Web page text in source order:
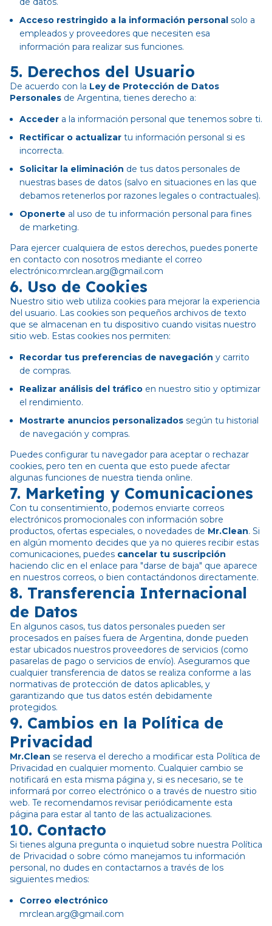
Acceso restringido a la información personal solo a
empleados y proveedores que necesiten esa
información para realizar sus funciones.
5. Derechos del Usuario
De acuerdo con la Ley de Protección de Datos
Personales de Argentina, tienes derecho a:
Acceder a la información personal que tenemos sobre ti.
Rectificar o actualizar tu información personal si es
incorrecta.
Solicitar la eliminación de tus datos personales de
nuestras bases de datos (salvo en situaciones en las que
debamos retenerlos por razones legales o contractuales).
Oponerte al uso de tu información personal para fines
de marketing.
Para ejercer cualquiera de estos derechos, puedes ponerte
en contacto con nosotros mediante el correo
electrónico:mrclean.arg@gmail.com
6. Uso de Cookies
Nuestro sitio web utiliza cookies para mejorar la experiencia
del usuario. Las cookies son pequeños archivos de texto
que se almacenan en tu dispositivo cuando visitas nuestro
sitio web. Estas cookies nos permiten:
Recordar tus preferencias de navegación y carrito
de compras.
Realizar análisis del tráfico en nuestro sitio y optimizar
el rendimiento.
Mostrarte anuncios personalizados según tu historial
de navegación y compras.
Puedes configurar tu navegador para aceptar o rechazar
cookies, pero ten en cuenta que esto puede afectar
algunas funciones de nuestra tienda online.
7. Marketing y Comunicaciones
Con tu consentimiento, podemos enviarte correos
electrónicos promocionales con información sobre
productos, ofertas especiales, o novedades de Mr.Clean. Si
en algún momento decides que ya no quieres recibir estas
comunicaciones, puedes cancelar tu suscripción
haciendo clic en el enlace para "darse de baja" que aparece
en nuestros correos, o bien contactándonos directamente.
8. Transferencia Internacional
de Datos
En algunos casos, tus datos personales pueden ser
procesados en países fuera de Argentina, donde pueden
estar ubicados nuestros proveedores de servicios (como
pasarelas de pago o servicios de envío). Aseguramos que
cualquier transferencia de datos se realiza conforme a las
normativas de protección de datos aplicables, y
garantizando que tus datos estén debidamente
protegidos.
9. Cambios en la Política de
Privacidad
Mr.Clean se reserva el derecho a modificar esta Política de
Privacidad en cualquier momento. Cualquier cambio se
notificará en esta misma página y, si es necesario, se te
informará por correo electrónico o a través de nuestro sitio
web. Te recomendamos revisar periódicamente esta
página para estar al tanto de las actualizaciones.
10. Contacto
Si tienes alguna pregunta o inquietud sobre nuestra Política
de Privacidad o sobre cómo manejamos tu información
personal, no dudes en contactarnos a través de los
siguientes medios:
Correo electrónico
mrclean.arg@gmail.com